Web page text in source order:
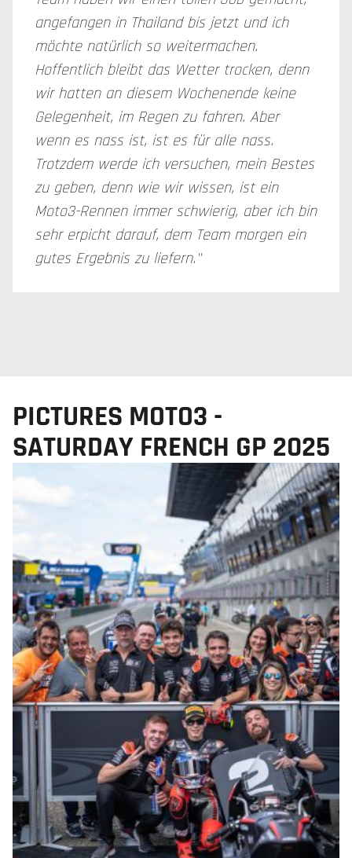
angefangen in Thailand bis jetzt und ich
möchte natürlich so weitermachen.
Hoffentlich bleibt das Wetter trocken, denn
wir hatten an diesem Wochenende keine
Gelegenheit, im Regen zu fahren. Aber
wenn es nass ist, ist es für alle nass.
Trotzdem werde ich versuchen, mein Bestes
zu geben, denn wie wir wissen, ist ein
Moto3-Rennen immer schwierig, aber ich bin
sehr erpicht darauf, dem Team morgen ein
gutes Ergebnis zu liefern."
PICTURES MOTO3 -
SATURDAY FRENCH GP 2025